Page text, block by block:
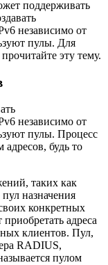
поддерживать
независимо от
пулы. Для
эту тему.
независимо от
пулы. Процесс
адресов, будь то
таких как
назначения
конкретных
адреса
клиентов. Пул,
RADIUS,
пулом